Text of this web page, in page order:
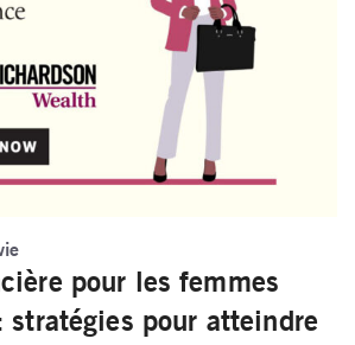
pour les femmes
pour atteindre